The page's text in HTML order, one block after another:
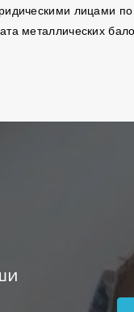
лицами
металлических